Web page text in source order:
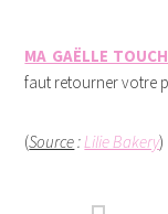
MA GAËLLE
faut retourner votre
(Source:Lilie Bakery)